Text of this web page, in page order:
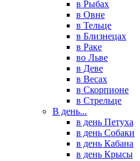
в Рыбах
в Овне
в Тельце
в Близнецах
в Раке
во Льве
в Деве
в Весах
в Скорпионе
в Стрельце
В день...
в день Петуха
в день Собаки
в день Кабана
в день Крысы